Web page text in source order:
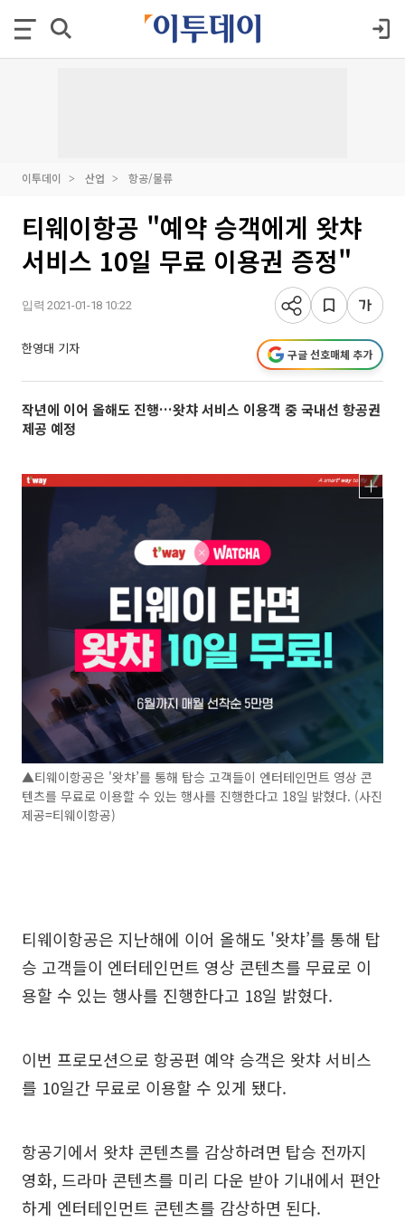
이투데이 산업 항공/물류
티웨이항공 "예약 승객에게 왓챠
서비스 10일 무료 이용권 증정"
입력 2021-01-18 10:22
한영대 기자 구글 선호매체 추가
작년에 이어 올해도 진행…왓챠 서비스 이용객 중 국내선 항공권
제공 예정
▲티웨이항공은 '왓챠’를 통해 탑승 고객들이 엔터테인먼트 영상 콘
텐츠를 무료로 이용할 수 있는 행사를 진행한다고 18일 밝혔다. (사진
제공=티웨이항공)
티웨이항공은 지난해에 이어 올해도 '왓챠’를 통해 탑
승 고객들이 엔터테인먼트 영상 콘텐츠를 무료로 이
용할 수 있는 행사를 진행한다고 18일 밝혔다.
이번 프로모션으로 항공편 예약 승객은 왓챠 서비스
를 10일간 무료로 이용할 수 있게 됐다.
항공기에서 왓챠 콘텐츠를 감상하려면 탑승 전까지
영화, 드라마 콘텐츠를 미리 다운 받아 기내에서 편안
하게 엔터테인먼트 콘텐츠를 감상하면 된다.